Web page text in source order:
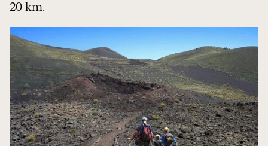
20 km.